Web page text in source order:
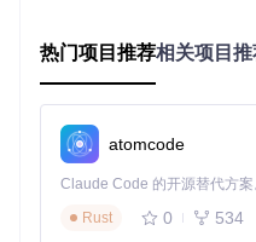
💡技巧：从文本到视频的基
杂配置即可快速体验效果。
步骤1：环境部署（难度：新
热门项目推荐相关项目推
atomcode
Rust
0 534